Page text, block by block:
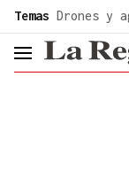
Temas Drones y
header.menu.open